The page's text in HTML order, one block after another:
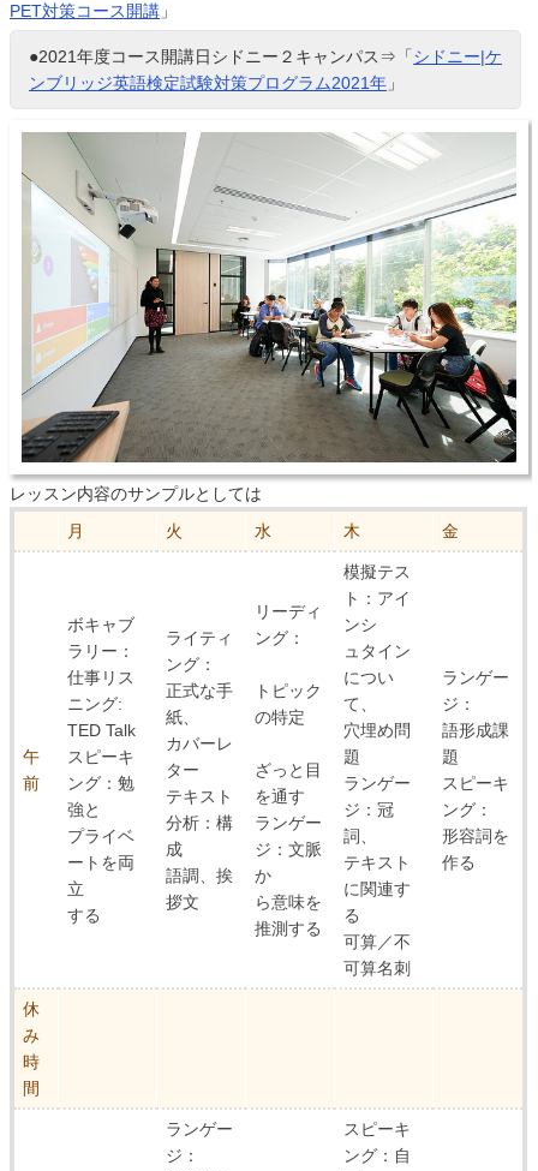
PET対策コース開講 」
●2021年度コース開講日シドニー２キャンパス⇒「シドニー|ケ
ンブリッジ英語検定試験対策プログラム2021年 」
レッスン内容のサンプルとしては
月
火 水 木 金
午
前
ボキャブ
ラリー：
仕事リス
ニング:
TED Talk
スピーキ
ング：勉
強と
プライベ
ートを両
立
する
ライティ
ング：
正式な手
紙、
カバーレ
ター
テキスト
分析：構
成
語調、挨
拶文
リーディ
ング：
トピック
の特定
ざっと目
を通す
ランゲー
ジ：文脈
か
ら意味を
推測する
模擬テス
ト：アイ
ンシ
ュタイン
につい
て、
穴埋め問
題
ランゲー
ジ：冠
詞、
テキスト
に関連す
る
可算／不
可算名刺
ランゲー
ジ：
語形成課
題
スピーキ
ング：
形容詞を
作る
休
み
時
間
ランゲー
ジ：
スピーキ
ング：自